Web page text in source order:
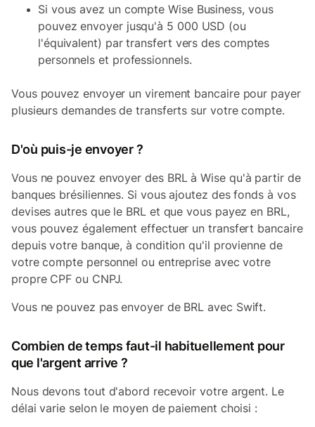
Si vous avez un compte Wise Business, vous
pouvez envoyer jusqu'à 5 000 USD (ou
l'équivalent) par transfert vers des comptes
personnels et professionnels.
Vous pouvez envoyer un virement bancaire pour payer
plusieurs demandes de transferts sur votre compte.
D'où puis-je envoyer ?
Vous ne pouvez envoyer des BRL à Wise qu'à partir de
banques brésiliennes. Si vous ajoutez des fonds à vos
devises autres que le BRL et que vous payez en BRL,
vous pouvez également effectuer un transfert bancaire
depuis votre banque, à condition qu'il provienne de
votre compte personnel ou entreprise avec votre
propre CPF ou CNPJ.
Vous ne pouvez pas envoyer de BRL avec Swift.
Combien de temps faut-il habituellement pour
que l'argent arrive ?
Nous devons tout d'abord recevoir votre argent. Le
délai varie selon le moyen de paiement choisi :